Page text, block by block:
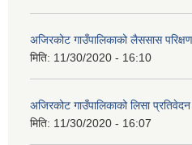
अजिरकोट गाउँपालिकाको लैससास
मिति: 11/30/2020 - 16:10
अजिरकोट गाउँपालिकाको लिसा प्रतिवेदन
मिति: 11/30/2020 - 16:07